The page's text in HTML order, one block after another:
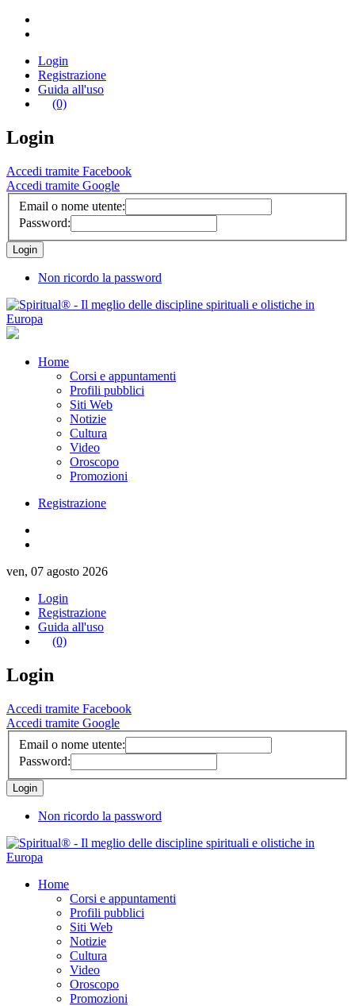
Login
Registrazione
Guida all'uso
(0)
Login
Accedi tramite Facebook
Accedi tramite Google
Email o nome utente:
Password:
Non ricordo la password
Home
Corsi e appuntamenti
Profili pubblici
Siti Web
Notizie
Cultura
Video
Oroscopo
Promozioni
Registrazione
ven, 07 agosto 2026
Login
Registrazione
Guida all'uso
(0)
Login
Accedi tramite Facebook
Accedi tramite Google
Email o nome utente:
Password:
Non ricordo la password
Home
Corsi e appuntamenti
Profili pubblici
Siti Web
Notizie
Cultura
Video
Oroscopo
Promozioni